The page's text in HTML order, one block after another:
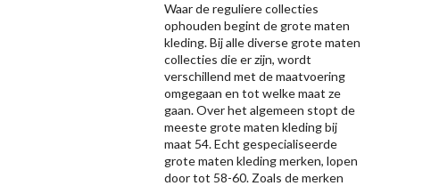
Waar de reguliere collecties
ophouden begint de grote maten
kleding. Bij alle diverse grote maten
collecties die er zijn, wordt
verschillend met de maatvoering
omgegaan en tot welke maat ze
gaan. Over het algemeen stopt de
meeste grote maten kleding bij
maat 54. Echt gespecialiseerde
grote maten kleding merken, lopen
door tot 58-60. Zoals de merken